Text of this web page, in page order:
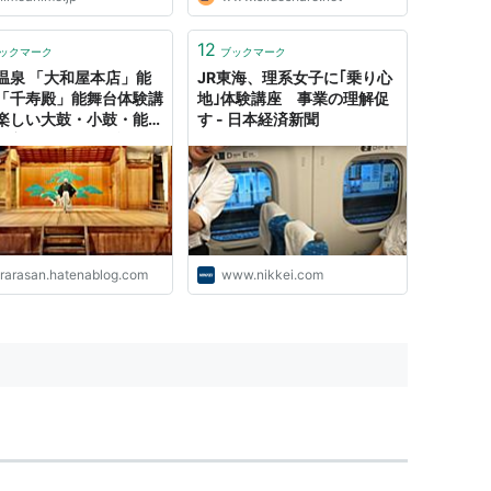
クマーク
泉 「大和屋本店」能
千寿殿」能舞台体験講
しい大鼓・小鼓・能面
12 ブックマーク
JR東海、理系女子に｢乗り心
地｣体験講座 事業の理解促
す - 日本経済新聞
www.nikkei.com